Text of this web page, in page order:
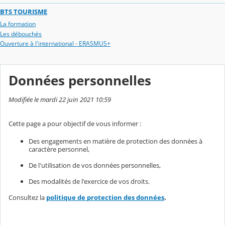
BTS TOURISME
La formation
Les débouchés
Ouverture à l'international - ERASMUS+
Données personnelles
Modifiée le mardi 22 juin 2021 10:59
Cette page a pour objectif de vous informer :
Des engagements en matière de protection des données à
caractère personnel,
De l'utilisation de vos données personnelles,
Des modalités de l'exercice de vos droits.
Consultez la politique de protection des données.